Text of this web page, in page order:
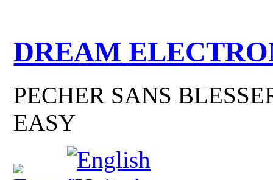
DREAM
PECHER SANS
EASY